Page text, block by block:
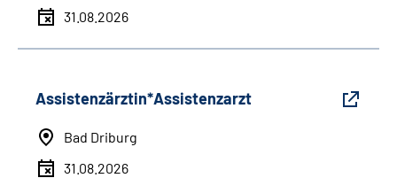
31.08.2026
Assistenzärztin*Assistenzarzt
Bad Driburg
31.08.2026